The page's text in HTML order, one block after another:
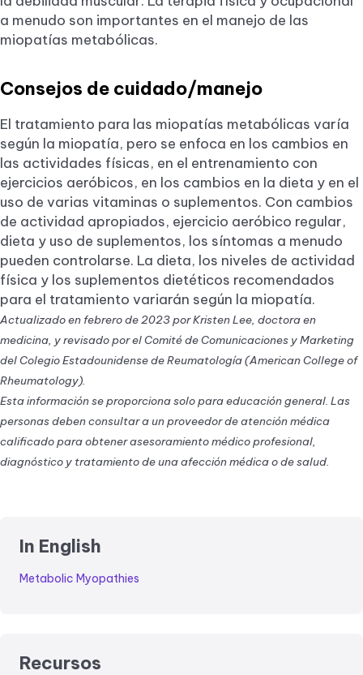
a menudo son importantes en el manejo de las
miopatías metabólicas.
Consejos de cuidado/manejo
El tratamiento para las miopatías metabólicas varía
según la miopatía, pero se enfoca en los cambios en
las actividades físicas, en el entrenamiento con
ejercicios aeróbicos, en los cambios en la dieta y en el
uso de varias vitaminas o suplementos. Con cambios
de actividad apropiados, ejercicio aeróbico regular,
dieta y uso de suplementos, los síntomas a menudo
pueden controlarse. La dieta, los niveles de actividad
física y los suplementos dietéticos recomendados
para el tratamiento variarán según la miopatía.
Actualizado en febrero de 2023 por Kristen Lee, doctora en
medicina, y revisado por el Comité de Comunicaciones y Marketing
del Colegio Estadounidense de Reumatología (American College of
Rheumatology).
Esta información se proporciona solo para educación general. Las
personas deben consultar a un proveedor de atención médica
calificado para obtener asesoramiento médico profesional,
diagnóstico y tratamiento de una afección médica o de salud.
In English
Metabolic Myopathies
Recursos